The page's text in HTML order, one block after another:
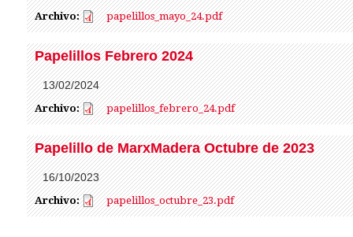
Archivo:papelillos_mayo_24.pdf
papelillos_mayo_24.pdf
Papelillos Febrero 2024
13/02/2024
Archivo:papelillos_febrero_24.pdf
papelillos_febrero_24.pdf
Papelillo de MarxMadera Octubre de 2023
16/10/2023
Archivo:papelillos_octubre_23.pdf
papelillos_octubre_23.pdf